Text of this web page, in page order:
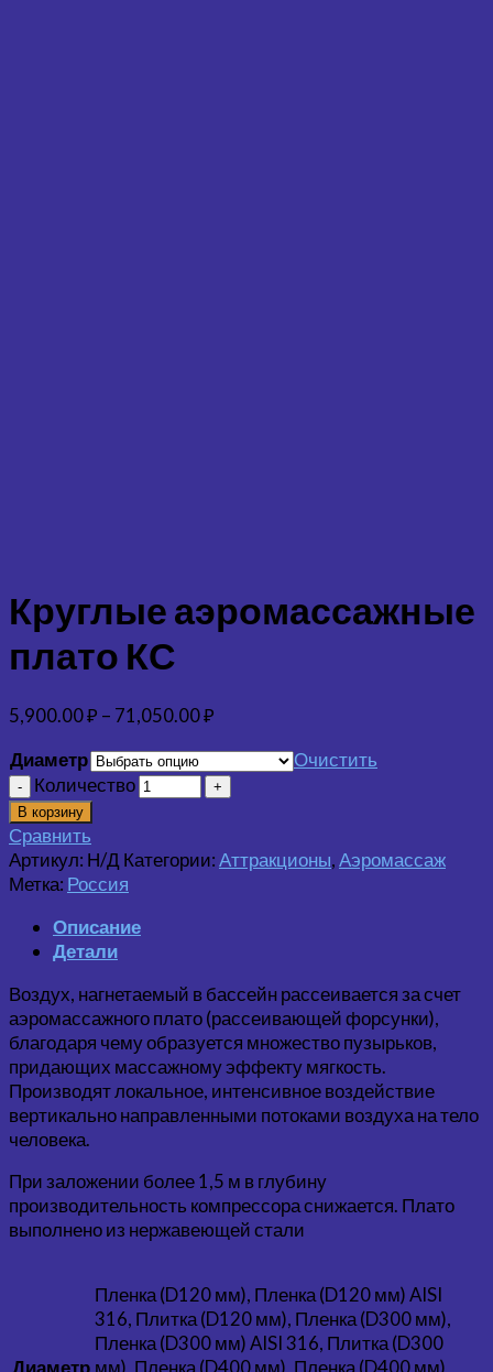
Круглые аэромассажные
плато КС
5,900.00₽ – 71,050.00₽
Диаметр
Очистить
Количество
В корзину
Сравнить
Артикул: Н/Д Категории:Аттракционы,Аэромассаж
Метка: Россия
Описание
Детали
Воздух, нагнетаемый в бассейн рассеивается за счет
аэромассажного плато (рассеивающей форсунки),
благодаря чему образуется множество пузырьков,
придающих массажному эффекту мягкость.
Производят локальное, интенсивное воздействие
вертикально направленными потоками воздуха на тело
человека.
При заложении более 1,5 м в глубину
производительность компрессора снижается. Плато
выполнено из нержавеющей стали
Диаметр
Пленка (D120 мм), Пленка (D120 мм) AISI
316, Плитка (D120 мм), Пленка (D300 мм),
Пленка (D300 мм) AISI 316, Плитка (D300
мм), Пленка (D400 мм), Пленка (D400 мм)